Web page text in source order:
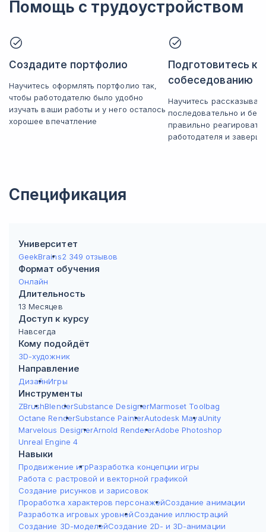
Как устроен геймдев
Получите представление о том, как функционирует современная
Обсудите раннее не затронутые особенности деятельности 3D-
художника.
Помощь с трудоустройством
Создадите портфолио
Научитесь оформлять портфолио так,
чтобы работодателю было удобно
изучать ваши работы и у него осталось
хорошее впечатление
Подготовитесь к
собеседованию
Научитесь
последовательно и без
правильно
работодателя и
Спецификация
Университет
GeekBrains2 349 отзывов
Формат обучения
Онлайн
Длительность
13 Месяцев
Доступ к курсу
Навсегда
Кому подойдёт
3D-художник
Направление
ДизайнИгры
Инструменты
ZBrushBlenderSubstance DesignerMarmoset Toolbag
Octane RenderSubstance PainterAutodesk MayaUnity
Marvelous DesignerArnold RendererAdobe Photoshop
Unreal Engine 4
Навыки
Продвижение игрРазработка концепции игры
Работа с растровой и векторной графикой
Создание рисунков и зарисовок
Проработка характеров персонажейСоздание анимации
Разработка игровых уровнейСоздание иллюстраций
Создание 3D-моделейСоздание 2D- и 3D-анимации